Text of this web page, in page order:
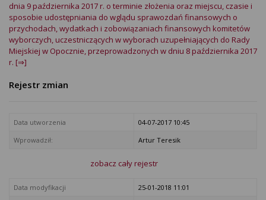
dnia 9 października 2017 r. o terminie złożenia oraz miejscu, czasie i
sposobie udostępniania do wglądu sprawozdań finansowych o
przychodach, wydatkach i zobowiązaniach finansowych komitetów
wyborczych, uczestniczących w wyborach uzupełniających do Rady
Miejskiej w Opocznie, przeprowadzonych w dniu 8 października 2017
r. [⇒]
Rejestr zmian
Data utworzenia
04-07-2017 10:45
Wprowadził:
Artur Teresik
zobacz cały rejestr
Data modyfikacji
25-01-2018 11:01